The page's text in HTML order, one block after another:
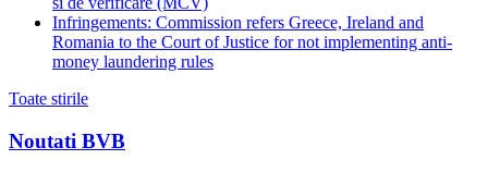
Infringements: Commission refers Greece, Ireland and
Romania to the Court of Justice for not implementing anti-
money laundering rules
Toate stirile
Noutati BVB